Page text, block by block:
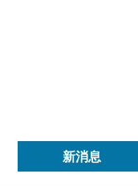
新消息